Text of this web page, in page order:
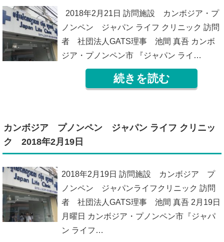
2018年2月21日 訪問施設 カンボジア・プ
ノンペン ジャパン ライフ クリニック 訪問
者 社団法人GATS理事 池間 真吾 カンボ
ジア・プノンペン市 『ジャパン ライ…
続きを読む
カンボジア プノンペン ジャパン ライフ クリニッ
ク 2018年2月19日
2018年2月19日 訪問施設 カンボジア プ
ノンペン ジャパンライフクリニック 訪問
者 社団法人GATS理事 池間 真吾 2月19日
月曜日 カンボジア・プノンペン市『ジャパ
ン ライフ…